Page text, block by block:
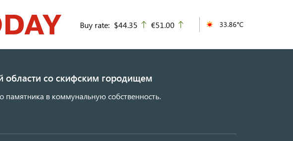
Buy rate: $44.35 up
€51.00 33.86°C
области со скифским городищем
памятника в коммунальную собственность.